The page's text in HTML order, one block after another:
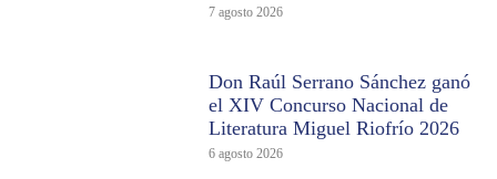
7 agosto 2026
Don Raúl Serrano Sánchez ganó
el XIV Concurso Nacional de
Literatura Miguel Riofrío 2026
6 agosto 2026